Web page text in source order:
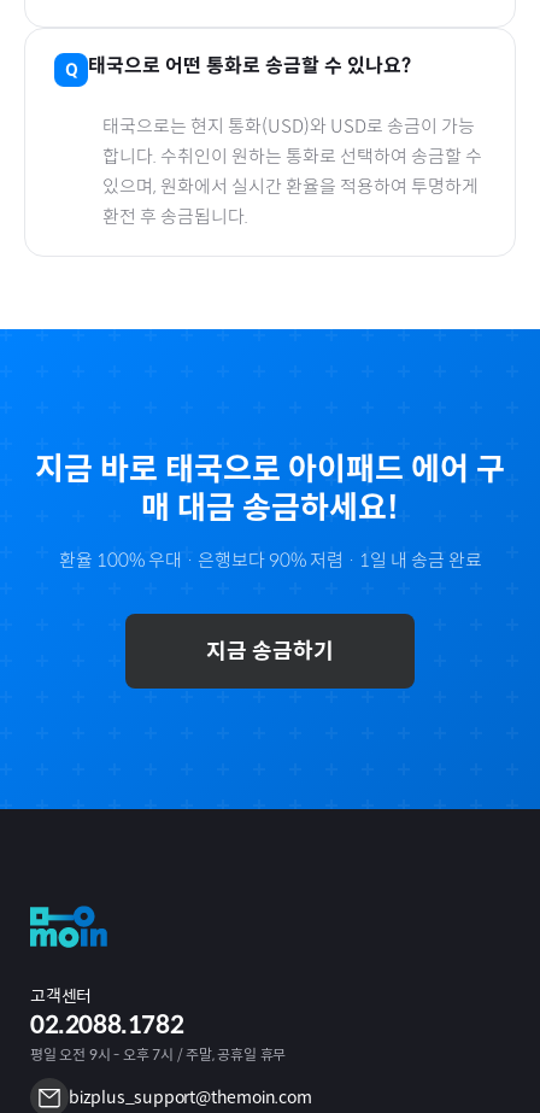
태국으로 어떤 통화로 송금할 수 있나요?
태국으로는 현지 통화(USD)와 USD로 송금이 가능
합니다. 수취인이 원하는 통화로 선택하여 송금할 수
있으며, 원화에서 실시간 환율을 적용하여 투명하게
환전 후 송금됩니다.
지금 바로 태국으로 아이패드 에어 구
매 대금 송금하세요!
환율 100% 우대 · 은행보다 90% 저렴 · 1일 내 송금 완료
지금 송금하기
고객센터
02.2088.1782
평일 오전 9시 - 오후 7시 / 주말, 공휴일 휴무
bizplus_support@themoin.com